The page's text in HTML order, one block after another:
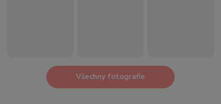
Všechny fotografie